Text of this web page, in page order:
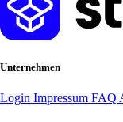
Unternehmen
Login Impressum FAQ